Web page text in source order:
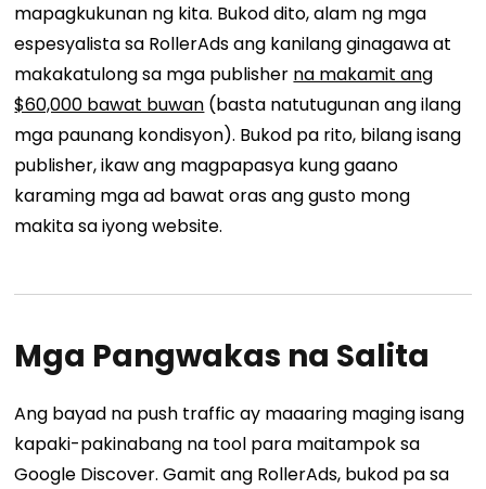
mapagkukunan ng kita. Bukod dito, alam ng mga
espesyalista sa RollerAds ang kanilang ginagawa at
makakatulong sa mga publisher na makamit ang
$60,000 bawat buwan (basta natutugunan ang ilang
mga paunang kondisyon). Bukod pa rito, bilang isang
publisher, ikaw ang magpapasya kung gaano
karaming mga ad bawat oras ang gusto mong
makita sa iyong website.
Mga Pangwakas na Salita
Ang bayad na push traffic ay maaaring maging isang
kapaki-pakinabang na tool para maitampok sa
Google Discover. Gamit ang RollerAds, bukod pa sa